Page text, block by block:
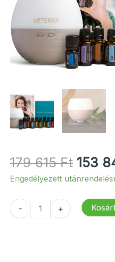
179 615Ft
price
179
615
153
Engedélyezett
-
dōTERRA
Otthoni
+